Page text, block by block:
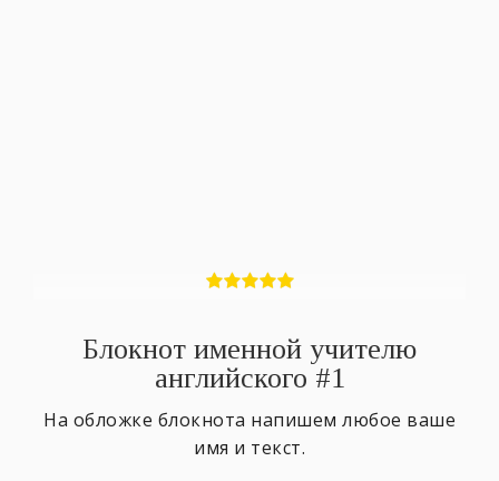
Блокнот именной учителю
английского #1
На обложке блокнота напишем любое ваше
имя и текст.